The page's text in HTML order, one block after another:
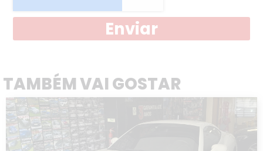
Enviar
TAMBÉM VAI GOSTAR